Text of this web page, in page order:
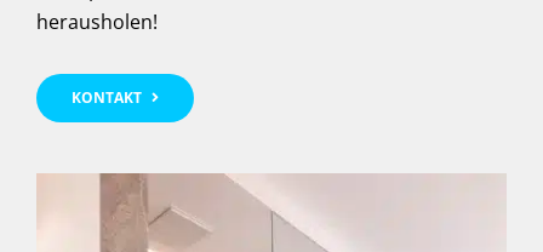
herausholen!
KONTAKT